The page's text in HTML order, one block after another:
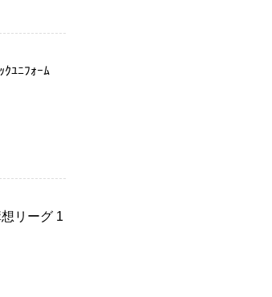
ｸﾕﾆﾌｫｰﾑ
リーグ 1